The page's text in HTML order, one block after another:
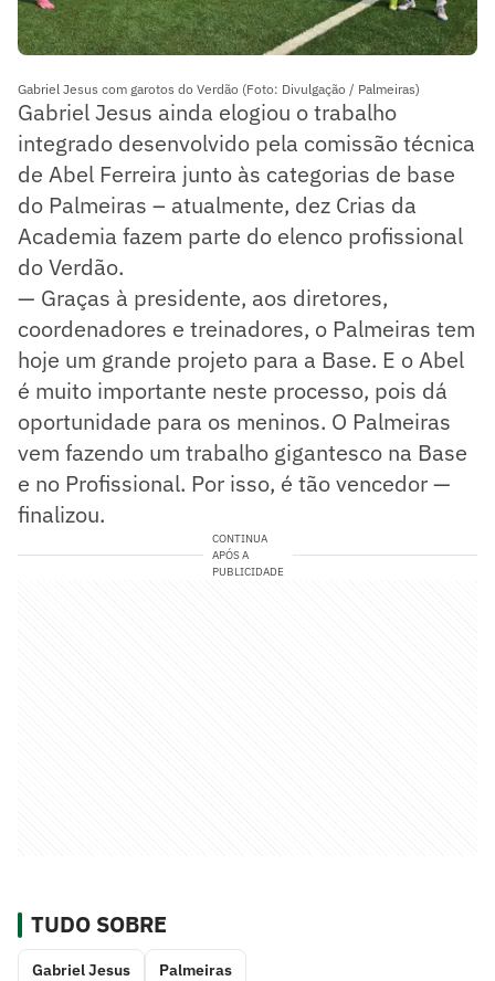
Gabriel Jesus com garotos do Verdão (Foto: Divulgação / Palmeiras)
Gabriel Jesus ainda elogiou o trabalho
integrado desenvolvido pela comissão técnica
de Abel Ferreira junto às categorias de base
do Palmeiras – atualmente, dez Crias da
Academia fazem parte do elenco profissional
do Verdão.
— Graças à presidente, aos diretores,
coordenadores e treinadores, o Palmeiras tem
hoje um grande projeto para a Base. E o Abel
é muito importante neste processo, pois dá
oportunidade para os meninos. O Palmeiras
vem fazendo um trabalho gigantesco na Base
e no Profissional. Por isso, é tão vencedor —
finalizou.
CONTINUA
APÓS A
PUBLICIDADE
TUDO SOBRE
Gabriel Jesus Palmeiras